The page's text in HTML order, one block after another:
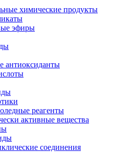
химические продукты
эфиры
антиоксиданты
реагенты
активные вещества
соединения